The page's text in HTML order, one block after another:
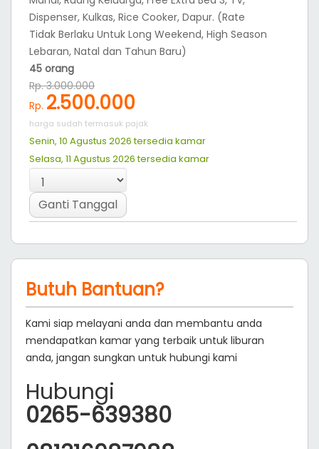
Extra Bed 1. (rate tidak berlaku untuk long
weekend, libur lebaran, Natal dan tahun baru).
Rp. 2.000.000
Rp. 1.500.000
harga sudah termasuk pajak
Senin, 10 Agustus 2026 tersedia
Ganti Tanggal
galeri photo